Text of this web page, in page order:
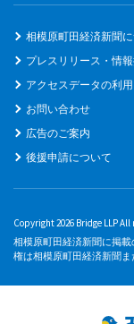
相模原町田経済新聞
プレスリリース・情
アクセスデータの利
お問い合わせ
広告のご案内
後援申請について
Copyright 2026 Bridge LLP
相模原町田経済新聞に掲
権は相模原町田経済新聞ま